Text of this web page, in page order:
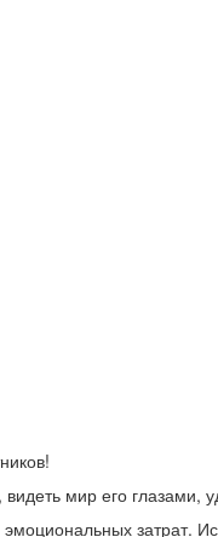
мир его глазами,
затрат.